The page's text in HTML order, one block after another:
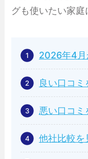
グも使いたい家庭
2026年4月
良い口コミ
悪い口コミ
他社比較を